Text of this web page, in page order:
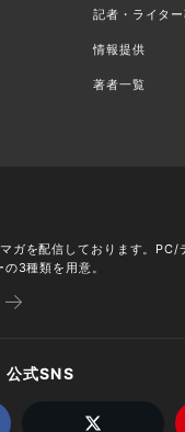
記者・ライタ
情報提供
著者一覧
ガを配信しております。PC/
3種類を用意。
公式SNS